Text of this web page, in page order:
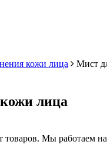
кожи лица Мист
лица
товаров. Мы работаем